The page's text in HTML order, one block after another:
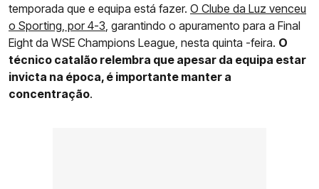
temporada que e equipa está fazer. O Clube da Luz venceu
o Sporting, por 4-3, garantindo o apuramento para a Final
Eight da WSE Champions League, nesta quinta -feira. O
técnico catalão relembra que apesar da equipa estar
invicta na época, é importante manter a
concentração.